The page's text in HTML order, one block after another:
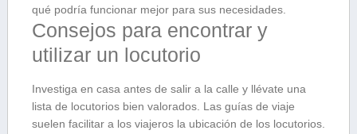
qué podría funcionar mejor para sus necesidades.
Consejos para encontrar y
utilizar un locutorio
Investiga en casa antes de salir a la calle y llévate una
lista de locutorios bien valorados. Las guías de viaje
suelen facilitar a los viajeros la ubicación de los locutorios.